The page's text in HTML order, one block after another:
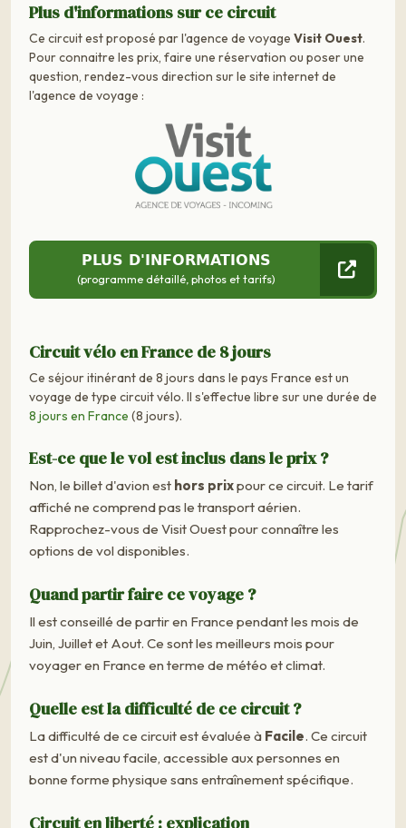
Plus d'informations sur ce circuit
Ce circuit est proposé par l'agence de voyage Visit Ouest.
Pour connaitre les prix, faire une réservation ou poser une
question, rendez-vous direction sur le site internet de
l'agence de voyage :
PLUS D'INFORMATIONS
(programme détaillé, photos et tarifs)
Circuit vélo en France de 8 jours
Ce séjour itinérant de 8 jours dans le pays France est un
voyage de type circuit vélo. Il s'effectue libre sur une durée de
8 jours en France (8 jours).
Est-ce que le vol est inclus dans le prix ?
Non, le billet d'avion est hors prixpour ce circuit. Le tarif
affiché ne comprend pas le transport aérien.
Rapprochez-vous de Visit Ouest pour connaître les
options de vol disponibles.
Quand partir faire ce voyage ?
Il est conseillé de partir en France pendant les mois de
Juin, Juillet et Aout. Ce sont les meilleurs mois pour
voyager en France en terme de météo et climat.
Quelle est la difficulté de ce circuit ?
La difficulté de ce circuit est évaluée à Facile. Ce circuit
est d'un niveau facile, accessible aux personnes en
bonne forme physique sans entraînement spécifique.
Circuit en liberté : explication